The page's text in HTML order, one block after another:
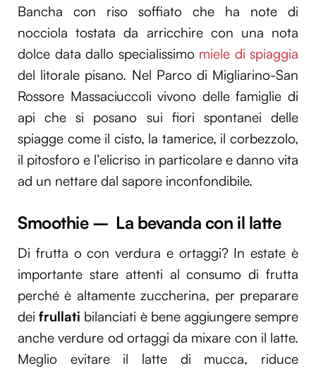
Bancha con riso soffiato che ha note di
nocciola tostata da arricchire con una nota
dolce data dallo specialissimo miele di spiaggia
del litorale pisano. Nel Parco di Migliarino-San
Rossore Massaciuccoli vivono delle famiglie di
api che si posano sui fiori spontanei delle
spiagge come il cisto, la tamerice, il corbezzolo,
il pitosforo e l’elicriso in particolare e danno vita
ad un nettare dal sapore inconfondibile.
Smoothie – La bevanda con il latte
Di frutta o con verdura e ortaggi? In estate è
importante stare attenti al consumo di frutta
perché è altamente zuccherina, per preparare
deifrullati bilanciati è bene aggiungere sempre
anche verdure od ortaggi da mixare con il latte.
Meglio evitare il latte di mucca, riduce